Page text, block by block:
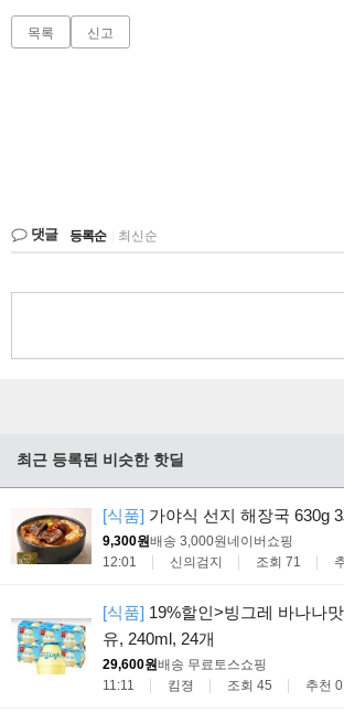
목록 신고
댓글 등록순 최신순
최근 등록된 비슷한 핫딜
[식품] 가야식 선지 해장국 630g
9,300원배송 3,000원네이버쇼핑
12:01
신의검지 조회 71
[식품] 19%할인>빙그레 바나나
유, 240ml, 24개
29,600원배송 무료토스쇼핑
11:11
킴졍 조회 45 추천 0